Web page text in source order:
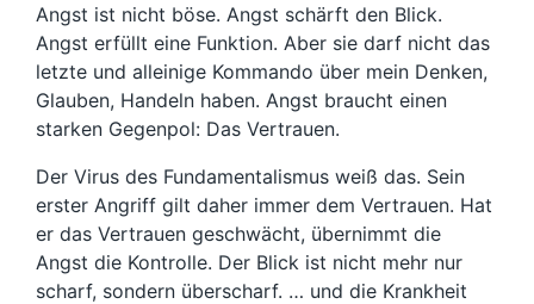
Angst ist nicht böse. Angst schärft den Blick.
Angst erfüllt eine Funktion. Aber sie darf nicht das
letzte und alleinige Kommando über mein Denken,
Glauben, Handeln haben. Angst braucht einen
starken Gegenpol: Das Vertrauen.
Der Virus des Fundamentalismus weiß das. Sein
erster Angriff gilt daher immer dem Vertrauen. Hat
er das Vertrauen geschwächt, übernimmt die
Angst die Kontrolle. Der Blick ist nicht mehr nur
scharf, sondern überscharf. … und die Krankheit